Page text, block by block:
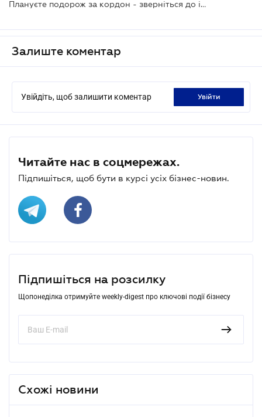
Плануєте подорож за кордон - зверніться до інтерактивної карти від МЗС
Залиште коментар
Увійдіть, щоб залишити коментар увійти
Читайте нас в соцмережах.
Підпишіться, щоб бути в курсі усіх бізнес-новин.
Підпишіться на розсилку
Щопонеділка отримуйте weekly-digest про ключові події бізнесу
Схожі новини